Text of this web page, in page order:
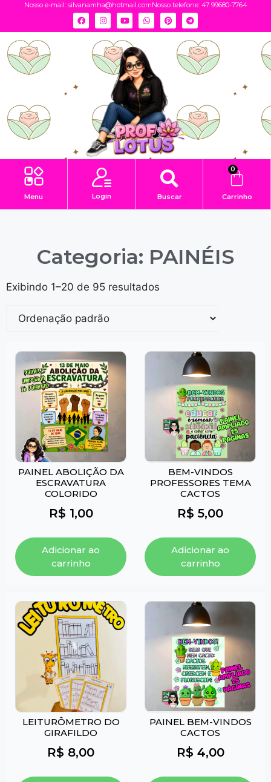
Nosso e-mail: silvanamha@hotmail.comNosso telefone: 47 99680-7764
Menu Login Buscar
0
Carrinho
Categoria: PAINÉIS
Exibindo 1–20 de 95 resultados
PAINEL ABOLIÇÃO DA
ESCRAVATURA
COLORIDO
R$ 1,00
Adicionar ao
carrinho
BEM-VINDOS
PROFESSORES TEMA
CACTOS
R$ 5,00
Adicionar ao
carrinho
LEITURÔMETRO DO
GIRAFILDO
R$ 8,00
PAINEL BEM-VINDOS
CACTOS
R$ 4,00